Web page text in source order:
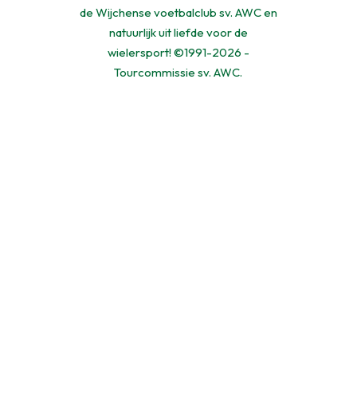
de Wijchense voetbalclub sv. AWC en
natuurlijk uit liefde voor de
wielersport! ©1991-2026 -
Tourcommissie sv. AWC.